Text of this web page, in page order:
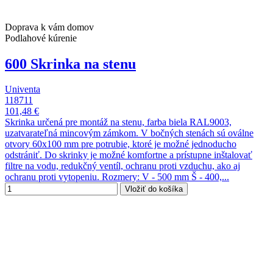
Doprava k vám domov
Podlahové kúrenie
600 Skrinka na stenu
Univenta
118711
101,48 €
Skrinka určená pre montáž na stenu, farba biela RAL9003,
uzatvarateľná mincovým zámkom. V bočných stenách sú oválne
otvory 60x100 mm pre potrubie, ktoré je možné jednoducho
odstrániť. Do skrinky je možné komfortne a prístupne inštalovať
filtre na vodu, redukčný ventíl, ochranu proti vzduchu, ako aj
ochranu proti vytopeniu. Rozmery: V - 500 mm Š - 400,...
Vložiť do košíka